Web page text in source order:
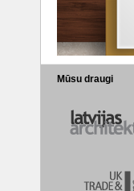
Mūsu draugi